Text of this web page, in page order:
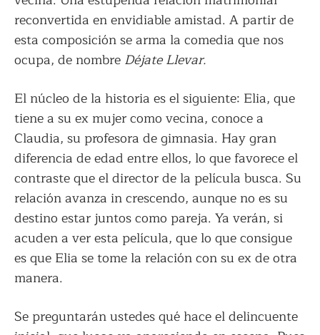
reconvertida en envidiable amistad. A partir de
esta composición se arma la comedia que nos
ocupa, de nombre Déjate Llevar.
El núcleo de la historia es el siguiente: Elia, que
tiene a su ex mujer como vecina, conoce a
Claudia, su profesora de gimnasia. Hay gran
diferencia de edad entre ellos, lo que favorece el
contraste que el director de la película busca. Su
relación avanza in crescendo, aunque no es su
destino estar juntos como pareja. Ya verán, si
acuden a ver esta película, que lo que consigue
es que Elia se tome la relación con su ex de otra
manera.
Se preguntarán ustedes qué hace el delincuente